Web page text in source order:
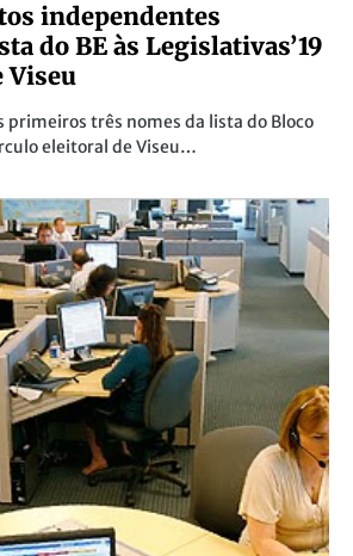
independentes
do BE às Legislativas’19
Viseu
primeiros três nomes da lista do Bloco
eleitoral de Viseu…